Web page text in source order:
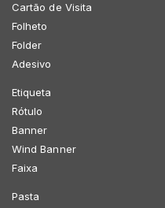
Cartão de Visita
Folheto
Folder
Adesivo
Etiqueta
Rótulo
Banner
Wind Banner
Faixa
Pasta